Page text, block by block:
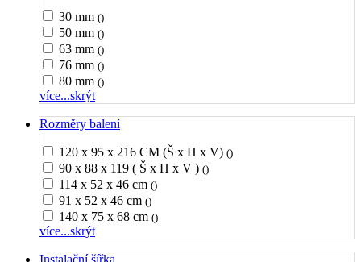
30 mm ()
50 mm ()
63 mm ()
76 mm ()
80 mm ()
více...skrýt
Rozměry balení
120 x 95 x 216 CM (Š x H x V) ()
90 x 88 x 119 ( Š x H x V ) ()
114 x 52 x 46 cm ()
91 x 52 x 46 cm ()
140 x 75 x 68 cm ()
více...skrýt
Instalační šířka